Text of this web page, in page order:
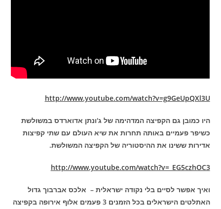
http://www.youtube.com/watch?v=g9GeUpQXl3U
היו כמובן גם הקפיצה המדהימה של ג'ונתן אדוארדס במשולשת
כשיפר פעמיים באותה תחרות את שיא העולם עם שתי קפיצות
אדירות ששינו את ההיסטוריה של הקפיצה המשולשת.
http://www.youtube.com/watch?v=_EG5czhOC3
ואיך אפשר לסיים בלי נקודה ישראלית – אלכס אברבוך גדול
האתלטים הישראלים בכל הזמנים 3 פעמים אלוף אירופה בקפיצה